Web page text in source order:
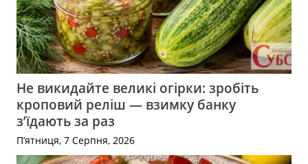
Не викидайте великі огірки: зробіть
кроповий реліш — взимку банку
з’їдають за раз
П’ятниця, 7 Серпня, 2026